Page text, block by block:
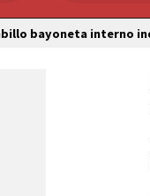
bayoneta interno